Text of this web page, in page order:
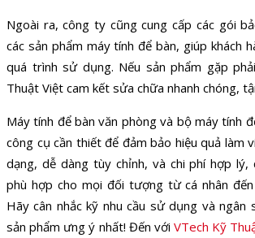
Ngoài ra, công ty cũng cung cấp các gói
các sản phẩm máy tính để bàn, giúp khách
quá trình sử dụng. Nếu sản phẩm gặp
Thuật Việt cam kết sửa chữa nhanh chóng,
Máy tính để bàn văn phòng và bộ máy tính
công cụ cần thiết để đảm bảo hiệu quả làm
dạng, dễ dàng tùy chỉnh, và chi phí hợp lý,
phù hợp cho mọi đối tượng từ cá nhân đến
Hãy cân nhắc kỹ nhu cầu sử dụng và ngân
sản phẩm ưng ý nhất! Đến vớiVTech Kỹ